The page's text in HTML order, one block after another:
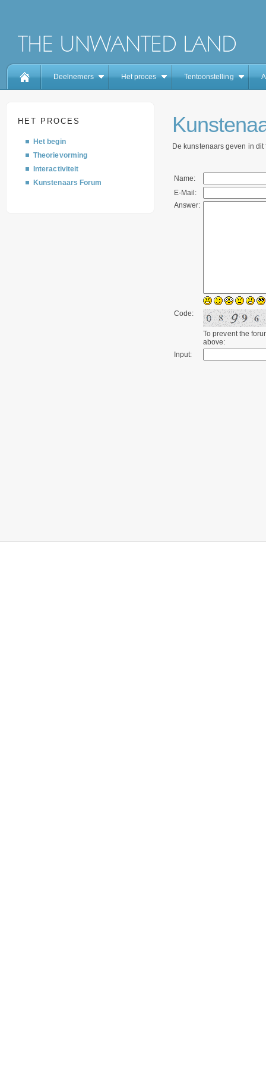
Deelnemers Het proces Tentoonstelling
HET PROCES
Het begin
Theorievorming
Interactiviteit
Kunstenaars Forum
De kunstenaars geven in
Name:
E-Mail:
Answer:
Code:
To prevent the
above:
Input: